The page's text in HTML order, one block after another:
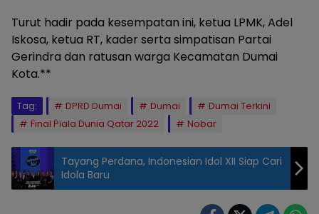
Turut hadir pada kesempatan ini, ketua LPMK, Adel
Iskosa, ketua RT, kader serta simpatisan Partai
Gerindra dan ratusan warga Kecamatan Dumai
Kota.**
Tag: DPRD Dumai Dumai
Dumai Terkini
Final Piala Dunia Qatar 2022
Nobar
Tayang Perdana, Indonesian Idol XII Siap Cari
Idola Baru